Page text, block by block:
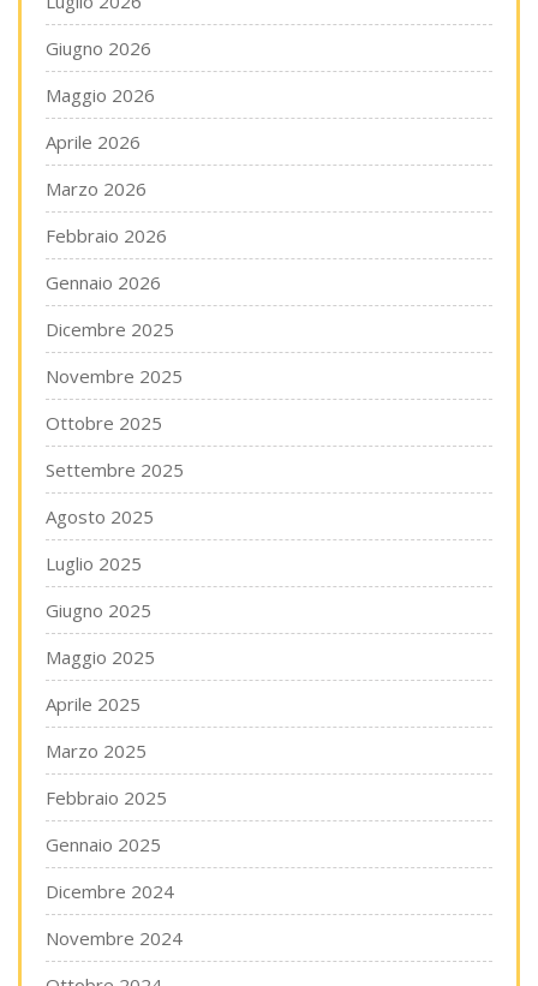
Giugno 2026
Maggio 2026
Aprile 2026
Marzo 2026
Febbraio 2026
Gennaio 2026
Dicembre 2025
Novembre 2025
Ottobre 2025
Settembre 2025
Agosto 2025
Luglio 2025
Giugno 2025
Maggio 2025
Aprile 2025
Marzo 2025
Febbraio 2025
Gennaio 2025
Dicembre 2024
Novembre 2024